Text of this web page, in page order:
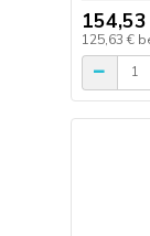
125,63 €